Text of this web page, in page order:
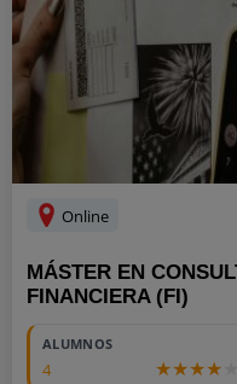
Online
MÁSTER EN
FINANCIERA (FI)
ALUMNOS
4